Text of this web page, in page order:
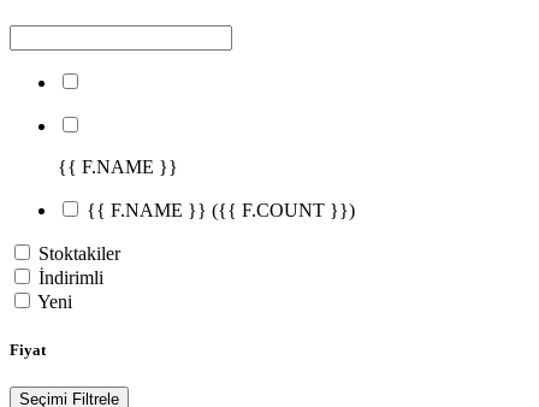
{{ F.NAME }}
{{ F.NAME }} ({{ F.COUNT }})
Stoktakiler
İndirimli
Yeni
Fiyat
Seçimi Filtrele